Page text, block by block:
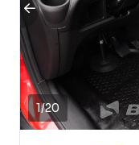
1/20